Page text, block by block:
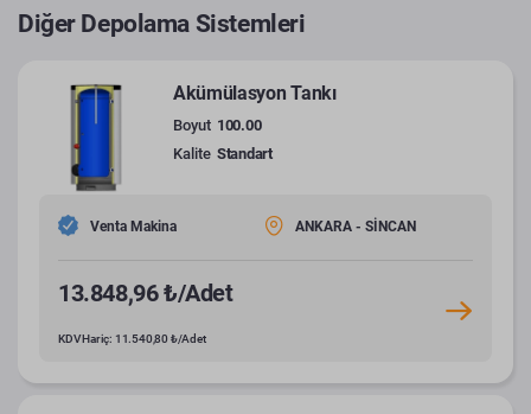
Diğer Depolama Sistemleri
Akümülasyon Tankı
Boyut 100.00
Kalite Standart
Venta Makina ANKARA - SİNCAN
13.848,96 ₺/Adet
KDV Hariç: 11.540,80 ₺/Adet